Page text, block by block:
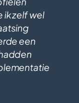
ik zelf wel
een